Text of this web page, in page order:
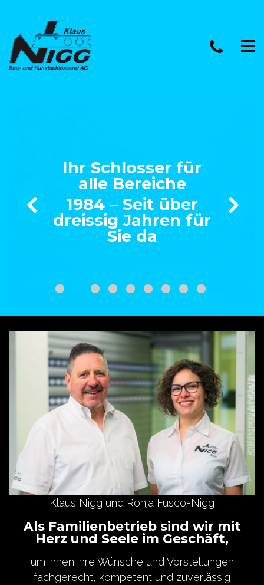
Ihr Schlosser für
alle Bereiche
1984 – Seit über
dreissig Jahren für
Sie da
Klaus Nigg und Ronja Fusco-Nigg
Als Familienbetrieb sind wir mit
Herz und Seele im Geschäft,
um ihnen ihre Wünsche und Vorstellungen
fachgerecht, kompetent und zuverlässig